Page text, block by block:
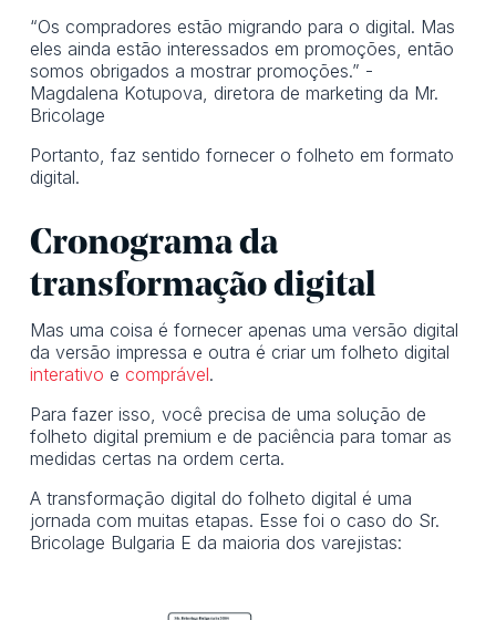
“Os compradores estão migrando para o digital. Mas
eles ainda estão interessados em promoções, então
somos obrigados a mostrar promoções.” -
Magdalena Kotupova, diretora de marketing da Mr.
Bricolage
Portanto, faz sentido fornecer o folheto em formato
digital.
Cronograma da
transformação digital
Mas uma coisa é fornecer apenas uma versão digital
da versão impressa e outra é criar um folheto digital
interativo e comprável.
Para fazer isso, você precisa de uma solução de
folheto digital premium e de paciência para tomar as
medidas certas na ordem certa.
A transformação digital do folheto digital é uma
jornada com muitas etapas. Esse foi o caso do Sr.
Bricolage Bulgaria E da maioria dos varejistas: